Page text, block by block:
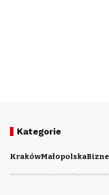
Kategorie
KrakówMałopolska